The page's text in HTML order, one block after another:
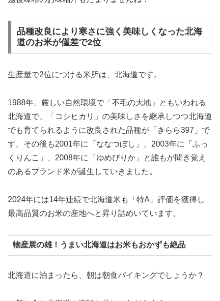
品種改良により寒さに強く美味しくなった北海
道のお米が僅差で2位
生産量で2位につける米所は、北海道です。
1988年、厳しい自然環境で「不毛の大地」ともいわれる
北海道で、「コシヒカリ」の美味しさを継承しつつ北海道
でも育てられるように改良された品種が「きらら397」で
す。その後も2001年に「ななつぼし」、2003年に「ふっ
くりんこ」、2008年に「ゆめぴりか」と誰もが聞き覚え
のあるブランド米が誕生していきました。
2024年には14年連続で北海道米も「特A」評価を獲得し
最高品質のお米の産地へと昇り詰めいています。
物産展の雄！うまい北海道はお米もおかずも絶品
北海道に泊まったら、朝は朝食バイキングでしょうか？